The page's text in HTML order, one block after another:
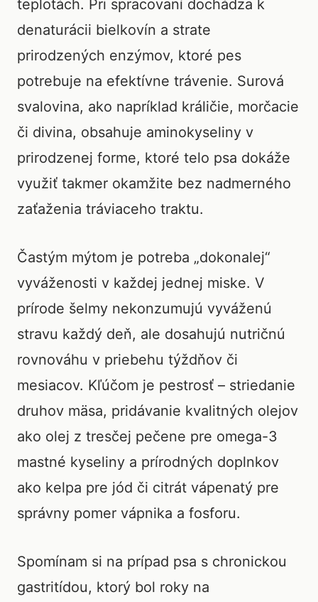
teplotách. Pri spracovaní dochádza k
denaturácii bielkovín a strate
prirodzených enzýmov, ktoré pes
potrebuje na efektívne trávenie. Surová
svalovina, ako napríklad králičie, morčacie
či divina, obsahuje aminokyseliny v
prirodzenej forme, ktoré telo psa dokáže
využiť takmer okamžite bez nadmerného
zaťaženia tráviaceho traktu.
Častým mýtom je potreba „dokonalej“
vyváženosti v každej jednej miske. V
prírode šelmy nekonzumujú vyváženú
stravu každý deň, ale dosahujú nutričnú
rovnováhu v priebehu týždňov či
mesiacov. Kľúčom je pestrosť – striedanie
druhov mäsa, pridávanie kvalitných olejov
ako olej z tresčej pečene pre omega-3
mastné kyseliny a prírodných doplnkov
ako kelpa pre jód či citrát vápenatý pre
správny pomer vápnika a fosforu.
Spomínam si na prípad psa s chronickou
gastritídou, ktorý bol roky na